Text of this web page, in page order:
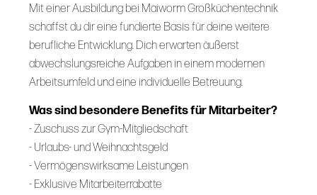
Mit einer Ausbildung bei Maiworm Großküchentechnik
schaffst du dir eine fundierte Basis für deine weitere
berufliche Entwicklung. Dich erwarten äußerst
abwechslungsreiche Aufgaben in einem modernen
Arbeitsumfeld und eine individuelle Betreuung.
Was sind besondere Benefits für Mitarbeiter?
- Zuschuss zur Gym-Mitgliedschaft
- Urlaubs- und Weihnachtsgeld
- Vermögenswirksame Leistungen
- Exklusive Mitarbeiterrabatte